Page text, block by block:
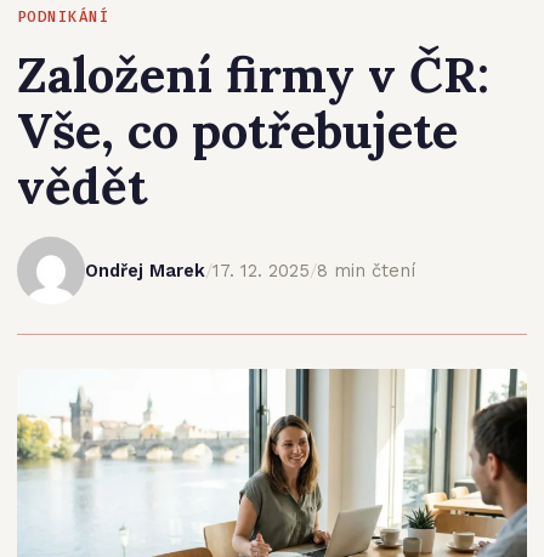
PODNIKÁNÍ
Založení firmy v ČR:
Vše, co potřebujete
vědět
Ondřej Marek/17. 12. 2025/8 min čtení